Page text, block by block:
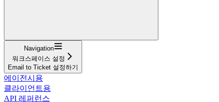
Navigation
워크스페이스 설정
Email to Ticket 설정하기
에이전시용
클라이언트용
API 레퍼런스